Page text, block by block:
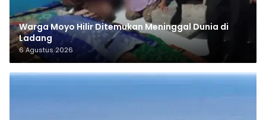
Warga Moyo Hilir Ditemukan Meninggal Dunia di
Ladang
6 Agustus 2026